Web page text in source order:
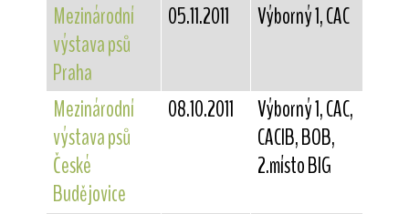
Mezinárodní
výstava psů
Praha
05.11.2011 Výborný 1, CAC
Mezinárodní
výstava psů
České
Budějovice
08.10.2011
Výborný 1, CAC,
CACIB, BOB,
2.místo BIG